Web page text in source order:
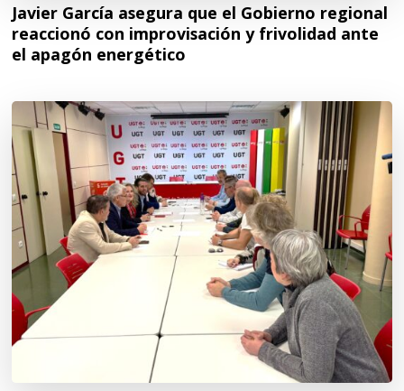
Javier García asegura que el Gobierno regional
reaccionó con improvisación y frivolidad ante
el apagón energético